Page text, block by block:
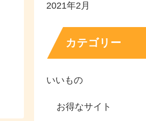
2021年2月
カテゴリー
いいもの
お得なサイト